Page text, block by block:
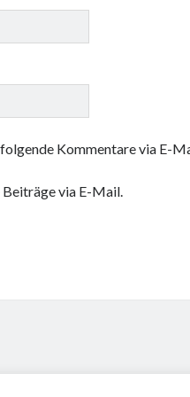
Kommentare via E-
Beiträge via E-Mail.